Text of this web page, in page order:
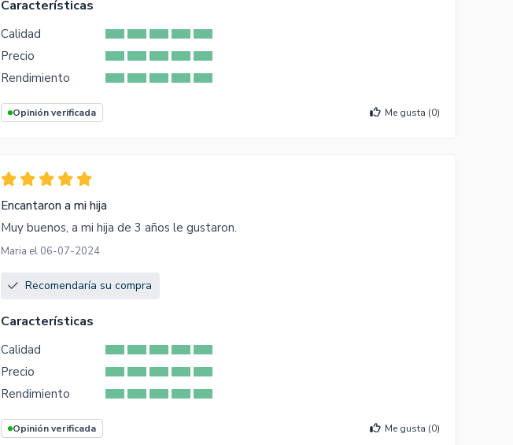
Características
Calidad
Precio
Rendimiento
Opinión verificada Me gusta (0)
Encantaron a mi hija
Muy buenos, a mi hija de 3 años le gustaron.
Maria el 06-07-2024
Recomendaría su compra
Características
Calidad
Precio
Rendimiento
Opinión verificada Me gusta (0)